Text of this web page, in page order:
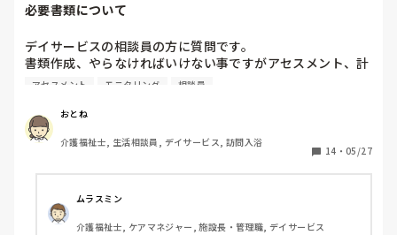
必要書類について
デイサービスの相談員の方に質問です。
書類作成、やらなければいけない事ですがアセスメント、計
画書、モニタリング等作成日や同意日等々…完璧に行ってい
新規が多い月はとても大変なので、みなさんいかがでしょ
う？
アセスメント モニタリング 相談員
おとね
介護福祉士, 生活相談員, デイサービス, 訪問入浴
14 ・ 05/27
ムラスミン
介護福祉士, ケアマネジャー, 施設長・管理職, デイサービス